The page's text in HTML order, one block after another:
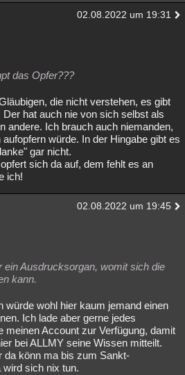
02.08.2022 um 19:31
das Opfer???
die nicht verstehen, es gibt
hat auch nie von sich selbst als
andere. Ich brauch auch niemanden,
würde. In der Hingabe gibt es
gar nicht.
sich da auf, dem fehlt es an
ich!
02.08.2022 um 19:45
ein Ausdrucksorgan, womit sich die
kann.
würde wohl hier kaum jemand einen
Ich lade aber gerne jedes
meinen Account zur Verfügung, damit
bei ALLMY seine Wissen mitteilt.
da könn ma bis zum Sankt-
sich nix tun.